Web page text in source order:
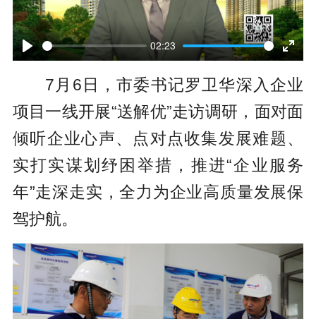
P
a
y
02:23
E
n
t
e
r
f
l
l
s
P
l
a
y
7月6日，市委书记罗卫华深入企业
项目一线开展“送解优”走访调研，面对面
倾听企业心声、点对点收集发展难题、
实打实谋划纾困举措，推进“企业服务
年”走深走实，全力为企业高质量发展保
驾护航。